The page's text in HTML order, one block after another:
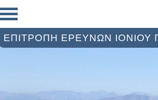
ΕΠΙΤΡΟΠΗ ΕΡΕΥΝΩΝ ΙΟΝΙΟΥ